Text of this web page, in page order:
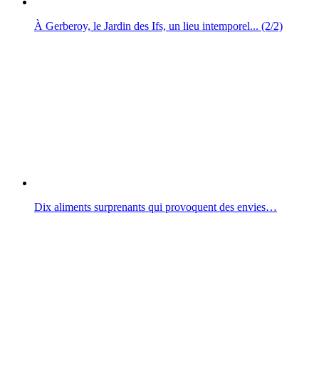
À Gerberoy, le Jardin des Ifs, un lieu intemporel... (2/2)
Dix aliments surprenants qui provoquent des envies…